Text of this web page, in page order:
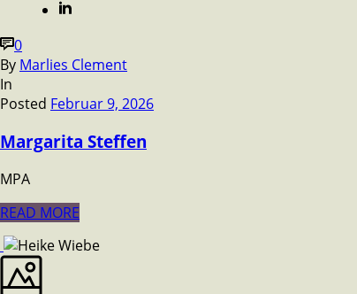
0
By Marlies Clement
In
Posted Februar 9, 2026
Margarita Steffen
MPA
READ MORE